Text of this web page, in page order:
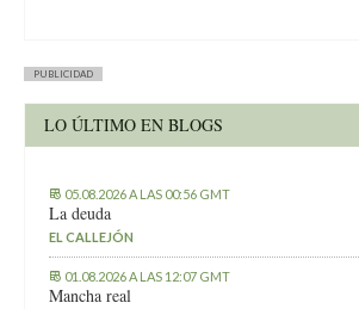
PUBLICIDAD
LO ÚLTIMO EN BLOGS
05.08.2026 A LAS 00:56 GMT
La deuda
EL CALLEJÓN
01.08.2026 A LAS 12:07 GMT
Mancha real